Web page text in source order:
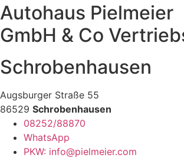
Autohaus Pielmeier
GmbH & Co
Schrobenhausen
Augsburger Straße 55
86529 Schrobenhausen
08252/88870
WhatsApp
PKW: info@pielmeier.com